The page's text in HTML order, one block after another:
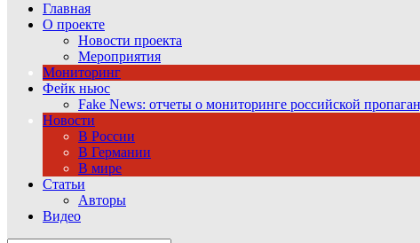
Главная
О проекте
Новости проекта
Мероприятия
Мониторинг
Фейк ньюс
Fake News: отчеты о мониторинге российской
Новости
В России
В Германии
В мире
Статьи
Авторы
Видео